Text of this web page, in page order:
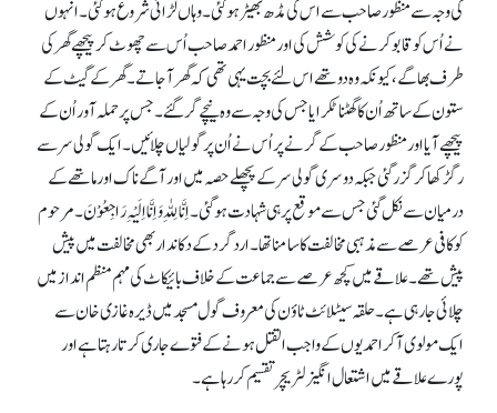
کی وجہ سے منظور صاحب سے اس کی مڈھ بھیڑ ہو گئی۔ وہاں لڑائی شروع ہو گئی۔ انہوں
نے اُس کو قابو کرنے کی کوشش کی اور منظور احمد صاحب اُس سے چھوٹ کر پیچھے گھر کی
طرف بھاگے، کیونکہ وہ دو تھے اس لئے بچت یہی تھی کہ گھر آ جاتے۔ گھر کے گیٹ کے
ستون کے ساتھ اُن کا گھٹنا ٹکرایا جس کی وجہ سے وہ نیچے گر گئے۔ جس پر حملہ آور اُن کے
پیچھے آیا اور منظور صاحب کے گرنے پر اُس نے اُن پر گولیاں چلائیں۔ ایک گولی سرسے
رگڑ کھا کر گزر گئی جبکہ دوسری گولی سر کے پچھلے حصہ میں اور آگے ناک اور ماتھے کے
درمیان سے نکل گئی جس سے موقع پر ہی شہادت ہو گئی۔ اِنَّا لِلّٰہِ وَاِنَّااِلَیْہِ رَاجِعُوْنَ۔ مرحوم
کو کافی عرصے سے مذہبی مخالفت کا سامنا تھا۔ ارد گرد کے دکاندار بھی مخالفت میں پیش
پیش تھے۔ علاقے میں کچھ عرصے سے جماعت کے خلاف بائیکاٹ کی مہم منظم انداز میں
چلائی جا رہی ہے۔ حلقہ سیٹلائٹ ٹاؤن کی معروف گول مسجد میں ڈیرہ غازی خان سے
ایک مولوی آ کر احمدیوں کے واجب القتل ہونے کے فتوے جاری کرتا رہتا ہے اور
پورے علاقے میں اشتعال انگیز لٹریچر تقسیم کر رہا ہے۔